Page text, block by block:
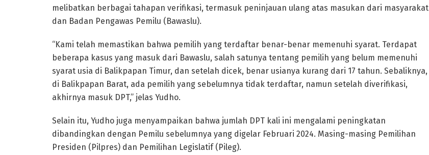
melibatkan berbagai tahapan verifikasi, termasuk peninjauan ulang atas masukan dari masyarakat
dan Badan Pengawas Pemilu (Bawaslu).
“Kami telah memastikan bahwa pemilih yang terdaftar benar-benar memenuhi syarat. Terdapat
beberapa kasus yang masuk dari Bawaslu, salah satunya tentang pemilih yang belum memenuhi
syarat usia di Balikpapan Timur, dan setelah dicek, benar usianya kurang dari 17 tahun. Sebaliknya,
di Balikpapan Barat, ada pemilih yang sebelumnya tidak terdaftar, namun setelah diverifikasi,
akhirnya masuk DPT,” jelas Yudho.
Selain itu, Yudho juga menyampaikan bahwa jumlah DPT kali ini mengalami peningkatan
dibandingkan dengan Pemilu sebelumnya yang digelar Februari 2024. Masing-masing Pemilihan
Presiden (Pilpres) dan Pemilihan Legislatif (Pileg).